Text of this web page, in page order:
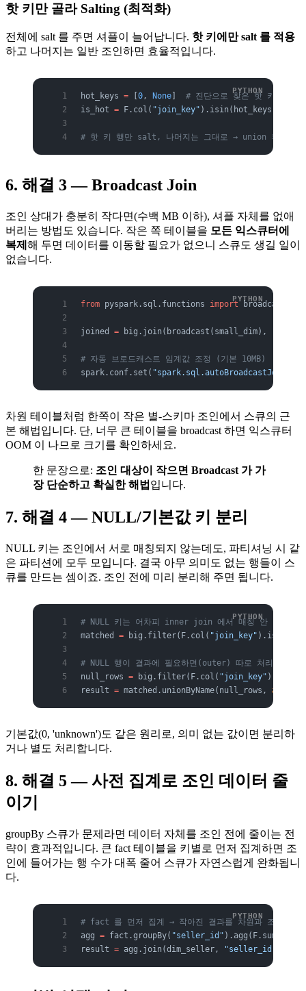
핫 키만 골라 Salting (최적화)
전체에 salt 를 주면 셔플이 늘어납니다. 핫 키에만 salt 를 적용
하고 나머지는 일반 조인하면 효율적입니다.
hot_keys = 0, None
# 진단으로 찾은 핫 키
is_hot = F.col( "join_key" ).isin(hot_keys)
# 핫 키 행만 salt, 나머지는 그대로 → union 후 조인
6. 해결 3 — Broadcast Join
조인 상대가 충분히 작다면(수백 MB 이하), 셔플 자체를 없애
버리는 방법도 있습니다. 작은 쪽 테이블을 모든 익스큐터에
복제 해 두면 데이터를 이동할 필요가 없으니 스큐도 생길 일이
없습니다.
from pyspark.sql.functions import broadcast
joined = big.join(broadcast(small_dim),
# 자동 브로드캐스트 임계값 조정 (기본 10MB)
spark.conf.set(
차원 테이블처럼 한쪽이 작은 별-스키마 조인에서 스큐의 근
본 해법입니다. 단, 너무 큰 테이블을 broadcast 하면 익스큐터
OOM 이 나므로 크기를 확인하세요.
한 문장으로: 조인 대상이 작으면 Broadcast 가 가
장 단순하고 확실한 해법 입니다.
7. 해결 4 — NULL/기본값 키 분리
NULL 키는 조인에서 서로 매칭되지 않는데도, 파티셔닝 시 같
은 파티션에 모두 모입니다. 결국 아무 의미도 없는 행들이 스
큐를 만드는 셈이죠. 조인 전에 미리 분리해 주면 됩니다.
# NULL 키는 어차피 inner join 에서 매칭 안 되므로
matched = big.filter(F.col( "join_key"
# NULL 행이 결과에 필요하면(outer) 따로 처리 후
null_rows = big.filter(F.col( "join_key"
result = matched.unionByName(null_rows,
기본값(0, 'unknown')도 같은 원리로, 의미 없는 값이면 분리하
거나 별도 처리합니다.
8. 해결 5 — 사전 집계로 조인 데이터 줄
이기
groupBy 스큐가 문제라면 데이터 자체를 조인 전에 줄이는 전
략이 효과적입니다. 큰 fact 테이블을 키별로 먼저 집계하면 조
인에 들어가는 행 수가 대폭 줄어 스큐가 자연스럽게 완화됩니
다.
# fact 를 먼저 집계 → 작아진 결과를 차원과 조인
agg = fact.groupBy( "seller_id" ).agg(F.sum(
result = agg.join(dim_seller, "seller_id"